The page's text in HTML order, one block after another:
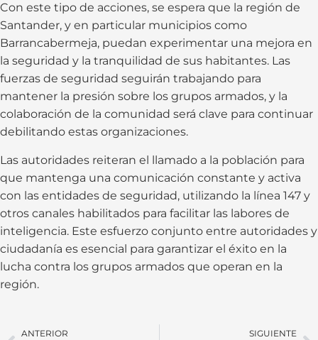
Con este tipo de acciones, se espera que la región de
Santander, y en particular municipios como
Barrancabermeja, puedan experimentar una mejora en
la seguridad y la tranquilidad de sus habitantes. Las
fuerzas de seguridad seguirán trabajando para
mantener la presión sobre los grupos armados, y la
colaboración de la comunidad será clave para continuar
debilitando estas organizaciones.
Las autoridades reiteran el llamado a la población para
que mantenga una comunicación constante y activa
con las entidades de seguridad, utilizando la línea 147 y
otros canales habilitados para facilitar las labores de
inteligencia. Este esfuerzo conjunto entre autoridades y
ciudadanía es esencial para garantizar el éxito en la
lucha contra los grupos armados que operan en la
región.
ANTERIOR SIGUIENTE